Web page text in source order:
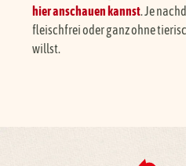
hier anschauen kannst. Je
fleischfrei oder ganz ohne
willst.